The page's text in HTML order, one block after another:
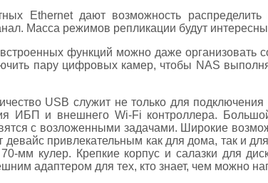
Ethernet дают возможность
Масса режимов репликации будут
функций можно даже организовать
пару цифровых камер, чтобы NAS
USB служит не только для
ИБП и внешнего Wi-Fi контроллера.
с возложенными задачами. Широкие
девайс привлекательным как для дома, так и
мм кулер. Крепкие корпус и салазки для
адаптером для тех, кто знает, чем можно